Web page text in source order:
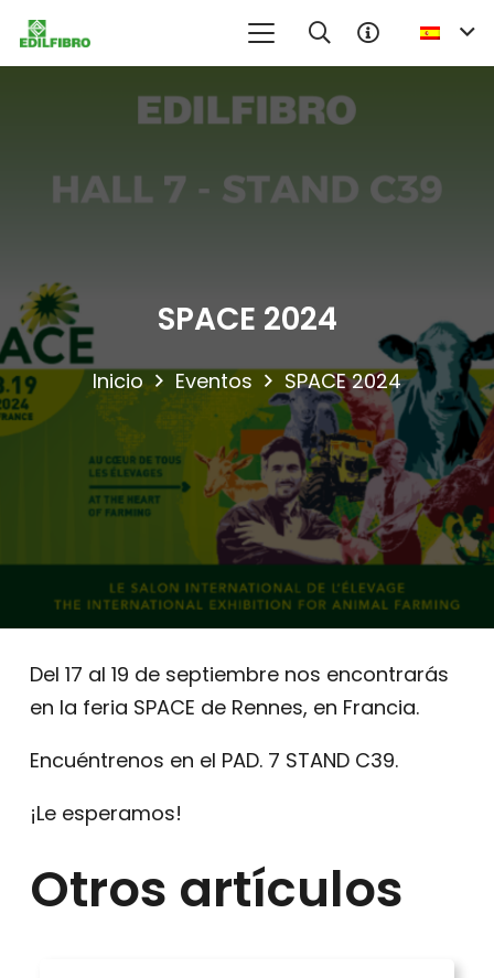
SPACE 2024
Inicio Eventos SPACE 2024
Del 17 al 19 de septiembre nos encontrarás
en la feria SPACE de Rennes, en Francia.
Encuéntrenos en el PAD. 7 STAND C39.
¡Le esperamos!
Otros artículos